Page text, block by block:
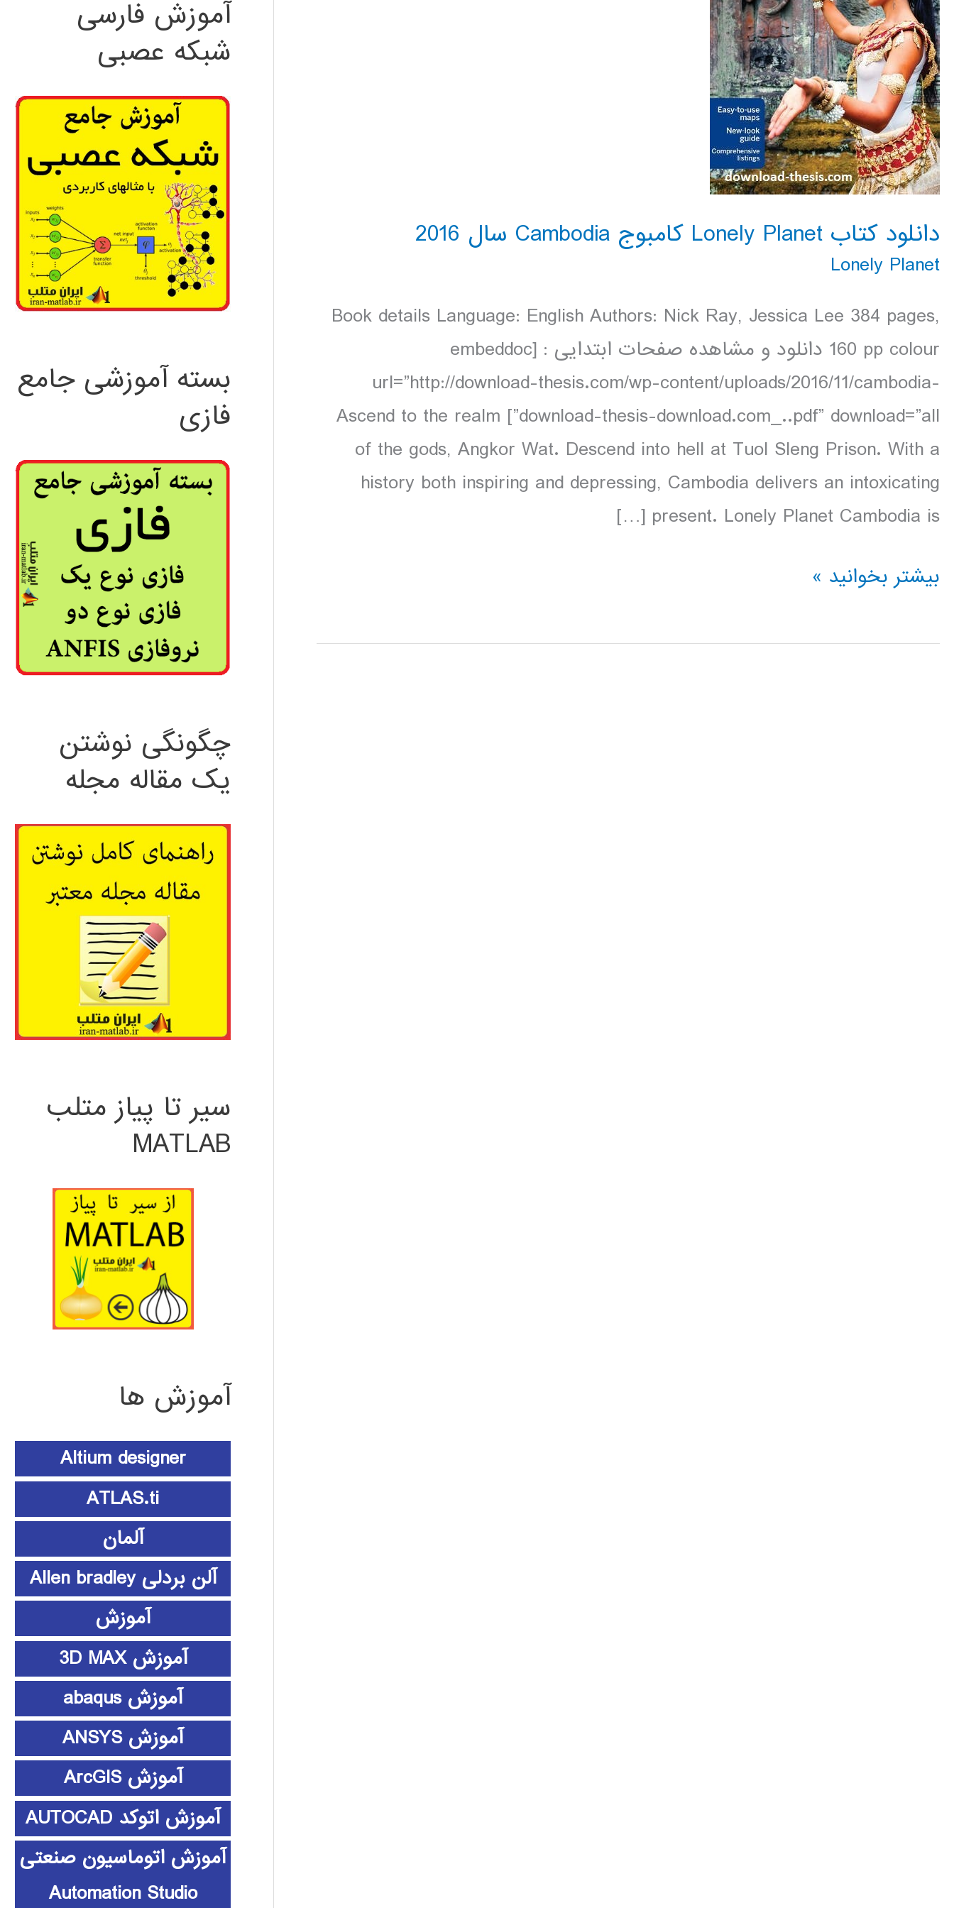
دانلود کتاب Lonely Planet کامبوج Cambodia سال 2016
Lonely Planet
Book details Language: English Authors: Nick Ray, Jessica Lee 384 pages,
160 pp colour دانلود و مشاهده صفحات ابتدایی : [embeddoc
url=”http://download-thesis.com/wp-content/uploads/2016/11/cambodia-
download-thesis-download.com_..pdf” download=”all”] Ascend to the realm
of the gods, Angkor Wat. Descend into hell at Tuol Sleng Prison. With a
history both inspiring and depressing, Cambodia delivers an intoxicating
present. Lonely Planet Cambodia is […]
دانلود
Lonely
بیشتر بخوانید »
آموزش فارسی
شبکه عصبی
بسته آموزشی جامع
فازی
چگونگی نوشتن
یک مقاله مجله
سیر تا پیاز متلب
MATLAB
آموزش ها
Altium designer
ATLAS.ti
آلمان
آلن بردلی Allen bradley
آموزش
آموزش 3D MAX
آموزش abaqus
آموزش ANSYS
آموزش ArcGIS
آموزش اتوکد AUTOCAD
آموزش اتوماسیون صنعتی
Automation Studio